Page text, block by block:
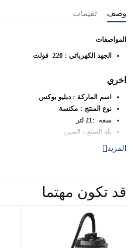
وصف تقيمات
المواصفات
الجهد الكهربائي : 220 فولت
اخري
اسم الماركة : دبليو بوكس
نوع المنتج : مكنسة
سعه :21 لتر
بلد الصنع : الصين
الرقم التعريفي : KVC21
الضمان : سنتتين
المزيد
قد تكون مهتما